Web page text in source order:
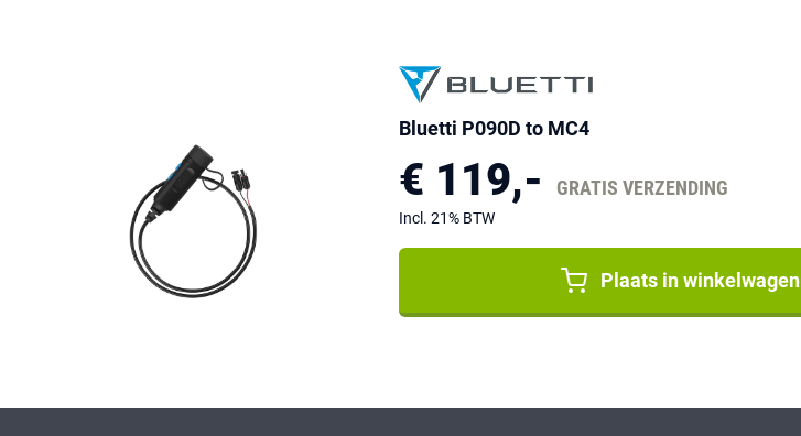
Bluetti P090D to MC4
€ 119,- GRATIS VERZENDING
Incl. 21% BTW
Plaats in winkelwagen